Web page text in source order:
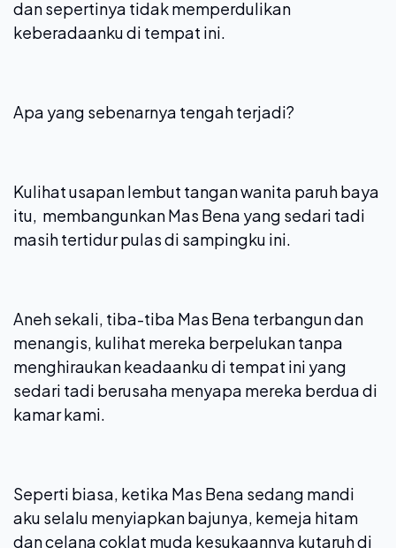
dan sepertinya tidak memperdulikan
keberadaanku di tempat ini.
Apa yang sebenarnya tengah terjadi?
Kulihat usapan lembut tangan wanita paruh baya
itu, membangunkan Mas Bena yang sedari tadi
masih tertidur pulas di sampingku ini.
Aneh sekali, tiba-tiba Mas Bena terbangun dan
menangis, kulihat mereka berpelukan tanpa
menghiraukan keadaanku di tempat ini yang
sedari tadi berusaha menyapa mereka berdua di
kamar kami.
Seperti biasa, ketika Mas Bena sedang mandi
aku selalu menyiapkan bajunya, kemeja hitam
dan celana coklat muda kesukaannya kutaruh di